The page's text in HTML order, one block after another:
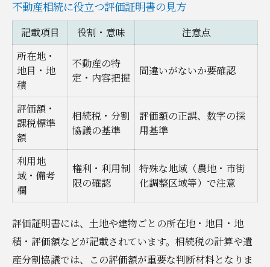
不動産相続に役立つ評価証明書の見方
記載項目 役割・意味
注意点
所在地・
地目・地
積
不動産の特
定・内容把握
間違いがないか要確認
評価額・
課税標準
額
相続税・分割
協議の基準
評価額の正誤、数字の採
用基準
利用地
域・備考
欄
権利・利用制
限の確認
特殊な地域（農地・市街
化調整区域等）で注意
評価証明書には、土地や建物ごとの所在地・地目・地
積・評価額などが記載されています。相続税の計算や遺
産分割協議では、この評価額が重要な判断材料となりま